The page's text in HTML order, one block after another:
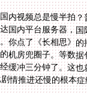
内视频总是慢半拍
国内平台服务器，
你点了《长相思》
机房兜圈子。等数
缓冲三分钟了。这
情推进还慢的根本